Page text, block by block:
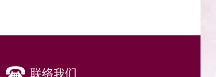
联络我们